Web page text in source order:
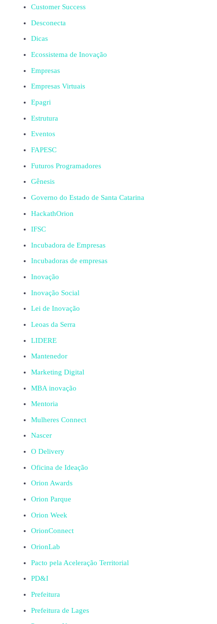
Customer Success
Desconecta
Dicas
Ecossistema de Inovação
Empresas
Empresas Virtuais
Epagri
Estrutura
Eventos
FAPESC
Futuros Programadores
Gênesis
Governo do Estado de Santa Catarina
HackathOrion
IFSC
Incubadora de Empresas
Incubadoras de empresas
Inovação
Inovação Social
Lei de Inovação
Leoas da Serra
LIDERE
Mantenedor
Marketing Digital
MBA inovação
Mentoria
Mulheres Connect
Nascer
O Delivery
Oficina de Ideação
Orion Awards
Orion Parque
Orion Week
OrionConnect
OrionLab
Pacto pela Aceleração Territorial
PD&I
Prefeitura
Prefeitura de Lages